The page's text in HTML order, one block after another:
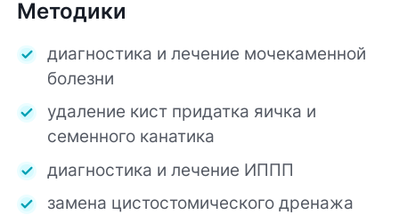
Методики
диагностика и лечение мочекаменной
болезни
удаление кист придатка яичка и
семенного канатика
диагностика и лечение ИППП
замена цистостомического дренажа